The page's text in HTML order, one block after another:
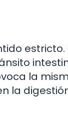
estricto.
la
la